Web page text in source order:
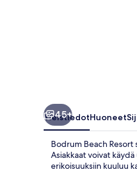
45+
YleistiedotHuoneet
Bodrum Beach
Asiakkaat voivat
erikoisuuksiin kuuluu